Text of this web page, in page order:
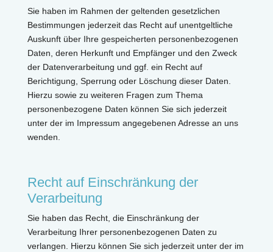
Sie haben im Rahmen der geltenden gesetzlichen
Bestimmungen jederzeit das Recht auf unentgeltliche
Auskunft über Ihre gespeicherten personenbezogenen
Daten, deren Herkunft und Empfänger und den Zweck
der Datenverarbeitung und ggf. ein Recht auf
Berichtigung, Sperrung oder Löschung dieser Daten.
Hierzu sowie zu weiteren Fragen zum Thema
personenbezogene Daten können Sie sich jederzeit
unter der im Impressum angegebenen Adresse an uns
wenden.
Recht auf Einschränkung der
Verarbeitung
Sie haben das Recht, die Einschränkung der
Verarbeitung Ihrer personenbezogenen Daten zu
verlangen. Hierzu können Sie sich jederzeit unter der im